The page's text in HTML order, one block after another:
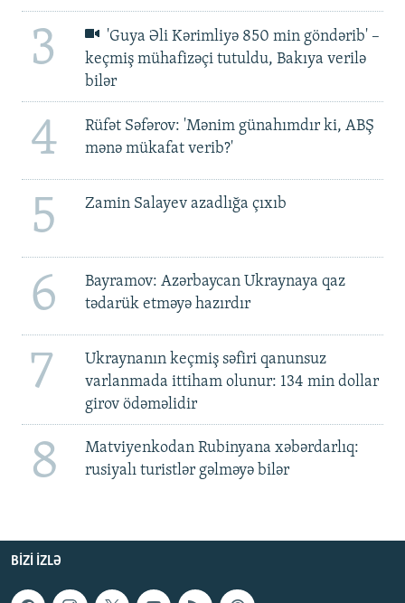
3
'Guya Əli Kərimliyə 850 min göndərib' –
keçmiş mühafizəçi tutuldu, Bakıya verilə
bilər
4
Rüfət Səfərov: 'Mənim günahımdır ki, ABŞ
mənə mükafat verib?'
5 Zamin Salayev azadlığa çıxıb
6
Bayramov: Azərbaycan Ukraynaya qaz
tədarük etməyə hazırdır
7
Ukraynanın keçmiş səfiri qanunsuz
varlanmada ittiham olunur: 134 min dollar
girov ödəməlidir
8
Matviyenkodan Rubinyana xəbərdarlıq:
rusiyalı turistlər gəlməyə bilər
BIZI IZLƏ